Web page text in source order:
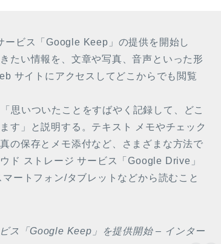
ビス「Google Keep」の提供を開始し
たい情報を、文章や写真、音声といった形
サイトにアクセスしてどこからでも閲覧
思いついたことをすばやく記録して、どこ
す」と説明する。テキスト メモやチェック
の保存とメモ添付など、さまざまな方法で
ド ストレージ サービス「Google Drive」
ートフォン/タブレットなどから読むこと
ス「Google Keep」を提供開始 – インター